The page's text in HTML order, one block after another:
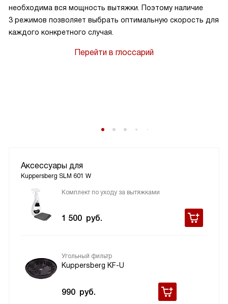
необходима вся мощность вытяжки. Поэтому наличие
3 режимов позволяет выбрать оптимальную скорость для
каждого конкретного случая.
Перейти в глоссарий
Аксессуары для
Kuppersberg SLM 601 W
Комплект по уходу за вытяжками
1 500 руб.
Угольный фильтр
Kuppersberg KF-U
990 руб.